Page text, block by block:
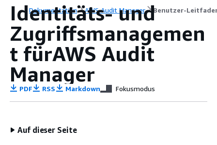
Dokumentation AWS Audit Manager Benutzer-
Identitäts- und
Zugriffsmanagemen
t fürAWS Audit
Manager
PDF RSS Markdown Fokusmodus
Auf dieser Seite